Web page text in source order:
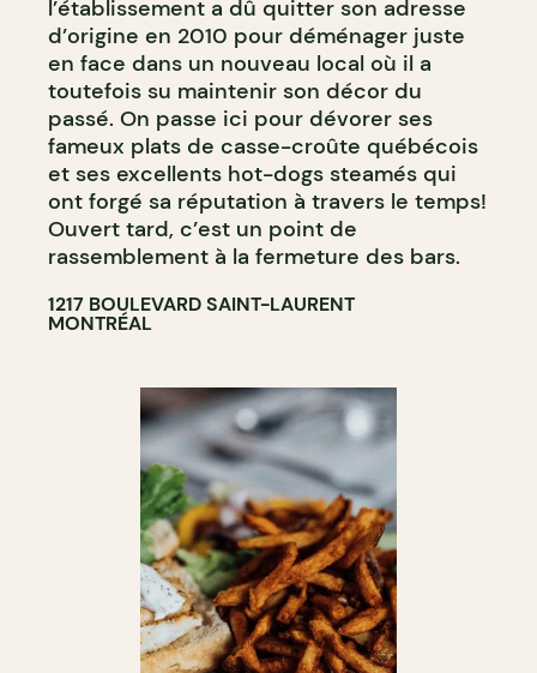
l’établissement a dû quitter son adresse
d’origine en 2010 pour déménager juste
en face dans un nouveau local où il a
toutefois su maintenir son décor du
passé. On passe ici pour dévorer ses
fameux plats de casse-croûte québécois
et ses excellents hot-dogs steamés qui
ont forgé sa réputation à travers le temps!
Ouvert tard, c’est un point de
rassemblement à la fermeture des bars.
1217 BOULEVARD SAINT-LAURENT
MONTRÉAL